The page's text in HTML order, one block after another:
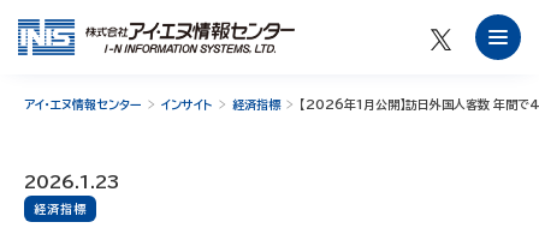
アイ・エヌ情報センター インサイト 経済指標 【2026年1月公開】訪日外国人客数 年間
2026.1.23
経済指標